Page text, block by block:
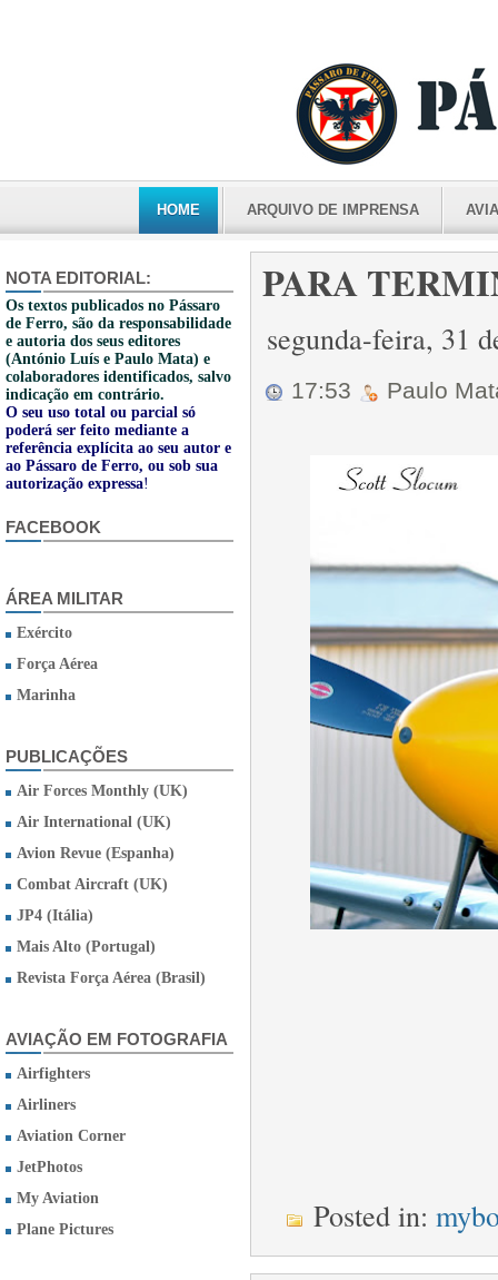
HOME ARQUIVO DE IMPRENSA
NOTA EDITORIAL:
Os textos publicados no Pássaro
de Ferro, são da responsabilidade
e autoria dos seus editores
(António Luís e Paulo Mata) e
colaboradores identificados, salvo
indicação em contrário.
O seu uso total ou parcial só
poderá ser feito mediante a
referência explícita ao seu autor e
ao Pássaro de Ferro, ou sob sua
autorização expressa!
FACEBOOK
ÁREA MILITAR
Exército
Força Aérea
Marinha
PUBLICAÇÕES
Air Forces Monthly (UK)
Air International (UK)
Avion Revue (Espanha)
Combat Aircraft (UK)
JP4 (Itália)
Mais Alto (Portugal)
Revista Força Aérea (Brasil)
AVIAÇÃO EM FOTOGRAFIA
Airfighters
Airliners
Aviation Corner
JetPhotos
My Aviation
Plane Pictures
PARA
segunda-feira, 31
17:53 Paulo
Posted in: